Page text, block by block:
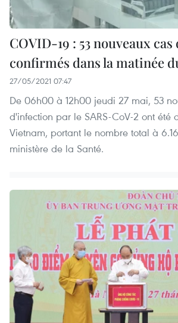
COVID-19 : 53 nouveaux
confirmés dans la matinée
27/05/2021 07:47
De 06h00 à 12h00 jeudi 27 mai, 53
d'infection par le SARS-CoV-2 ont été
Vietnam, portant le nombre total à
ministère de la Santé.